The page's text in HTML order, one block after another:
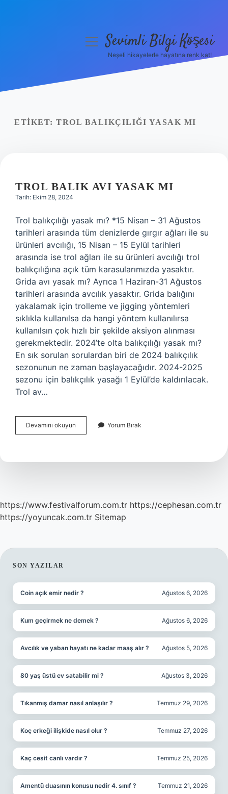
Yasal Uyarı
menüyüSevimli Bilgi Köşesi
Neşeli hikayelerle hayatına renk kat!
ETIKET: TROL BALIKÇILIĞI YASAK MI
TROL BALIK AVI YASAK MI
Tarih: Ekim 28, 2024
Trol balıkçılığı yasak mı? *15 Nisan – 31 Ağustos
tarihleri ​​arasında tüm denizlerde gırgır ağları ile su
ürünleri avcılığı, 15 Nisan – 15 Eylül tarihleri ​​
arasında ise trol ağları ile su ürünleri avcılığı trol
balıkçılığına açık tüm karasularımızda yasaktır.
Grida avı yasak mı? Ayrıca 1 Haziran-31 Ağustos
tarihleri ​​arasında avcılık yasaktır. Grida balığını
yakalamak için trolleme ve jigging yöntemleri
sıklıkla kullanılsa da hangi yöntem kullanılırsa
kullanılsın çok hızlı bir şekilde aksiyon alınması
gerekmektedir. 2024’te olta balıkçılığı yasak mı?
En sık sorulan sorulardan biri de 2024 balıkçılık
sezonunun ne zaman başlayacağıdır. 2024-2025
sezonu için balıkçılık yasağı 1 Eylül’de kaldırılacak.
Trol av…
Devamını okuyun
Balık
Mı
Yorum Bırak
https://www.festivalforum.com.tr https://cephesan.com.tr
https://yoyuncak.com.tr Sitemap
SIDEBAR
SON YAZILAR
Coin açık emir nedir ? Ağustos 6, 2026
Kum geçirmek ne demek ? Ağustos 6, 2026
Avcılık ve yaban hayatı ne kadar maaş alır ? Ağustos 5, 2026
80 yaş üstü ev satabilir mi ? Ağustos 3, 2026
Tıkanmış damar nasıl anlaşılır ? Temmuz 29, 2026
Koç erkeği ilişkide nasıl olur ? Temmuz 27, 2026
Kaç cesit canlı vardır ? Temmuz 25, 2026
Amentü duasının konusu nedir 4. sınıf ? Temmuz 21, 2026